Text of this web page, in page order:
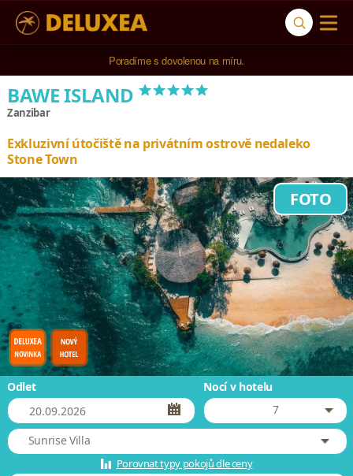
5* cestovní kancelář na luxusní dovolenou od 100.000 Kč.
BAWE ISLAND *****
Zanzibar
Exkluzivní útočiště na privátním ostrově nedaleko
Stone Town
FOTO
Odlet
Nocí v hotelu
7
Sunrise Villa
Porovnat typy pokojů dle ceny